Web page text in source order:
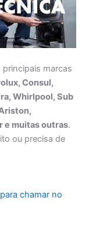
principais marcas
Consul,
Whirlpool, Sub
e muitas outras.
ou precisa de
chamar no